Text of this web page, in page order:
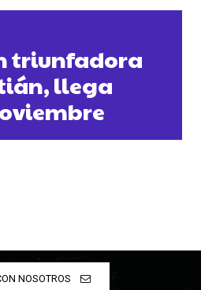
triunfadora
llega
NOSOTROS